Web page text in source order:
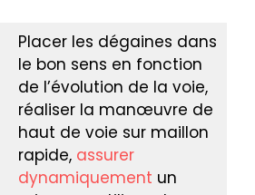
Placer les dégaines dans
le bon sens en fonction
de l’évolution de la voie,
réaliser la manœuvre de
haut de voie sur maillon
rapide, assurer
dynamiquement un